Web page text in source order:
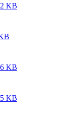
KB
KB
KB